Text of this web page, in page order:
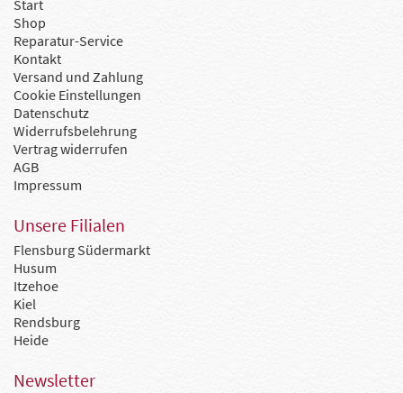
Start
Shop
Reparatur-Service
Kontakt
Versand und Zahlung
Cookie Einstellungen
Datenschutz
Widerrufsbelehrung
Vertrag widerrufen
AGB
Impressum
Unsere Filialen
Flensburg Südermarkt
Husum
Itzehoe
Kiel
Rendsburg
Heide
Newsletter